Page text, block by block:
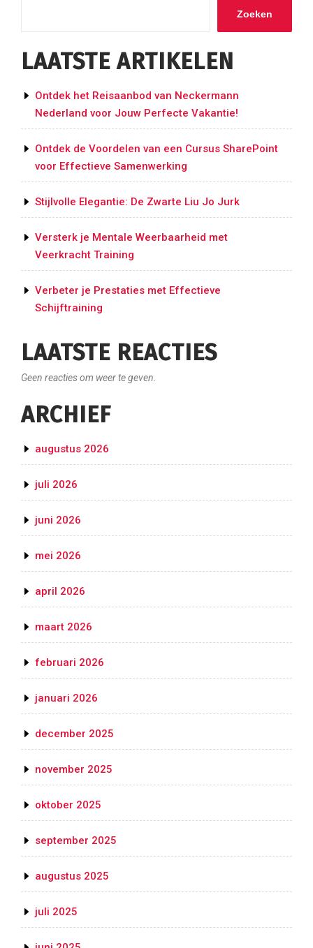
Zoeken
LAATSTE ARTIKELEN
Ontdek het Reisaanbod van Neckermann
Nederland voor Jouw Perfecte Vakantie!
Ontdek de Voordelen van een Cursus SharePoint
voor Effectieve Samenwerking
Stijlvolle Elegantie: De Zwarte Liu Jo Jurk
Versterk je Mentale Weerbaarheid met
Veerkracht Training
Verbeter je Prestaties met Effectieve
Schijftraining
LAATSTE REACTIES
Geen reacties om weer te geven.
ARCHIEF
augustus 2026
juli 2026
juni 2026
mei 2026
april 2026
maart 2026
februari 2026
januari 2026
december 2025
november 2025
oktober 2025
september 2025
augustus 2025
juli 2025